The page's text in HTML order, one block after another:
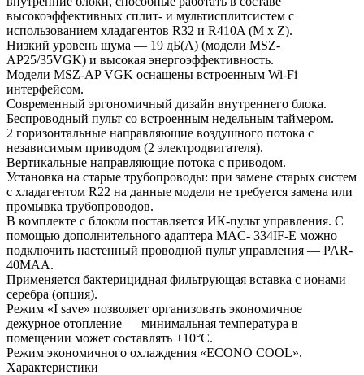
высокоэффективных сплит- и мультисплитсистем с
использованием хладагентов R32 и R410A (M x Z).
Низкий уровень шума — 19 дБ(А) (модели MSZ-
AP25/35VGK) и высокая энергоэффективность.
Модели MSZ-AP VGK оснащены встроенным Wi-Fi
интерфейсом.
Современный эргономичный дизайн внутреннего блока.
Беспроводный пульт со встроенным недельным таймером.
2 горизонтальные направляющие воздушного потока с
независимым приводом (2 электродвигателя).
Вертикальные направляющие потока с приводом.
Установка на старые трубопроводы: при замене старых систем
с хладагентом R22 на данные модели не требуется замена или
промывка трубопроводов.
В комплекте с блоком поставляется ИК-пульт управления. С
помощью дополнительного адаптера MAC- 334IF-E можно
подключить настенный проводной пульт управления — PAR-
40MAA.
Применяется бактерицидная фильтрующая вставка с ионами
серебра (опция).
Режим «I save» позволяет организовать экономичное
дежурное отопление — минимальная температура в
помещении может составлять +10°С.
Режим экономичного охлаждения «ECONO COOL».
Характеристики